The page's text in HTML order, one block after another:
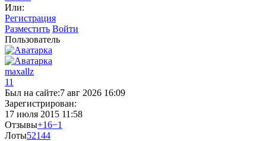
Или:
Регистрация
Разместить Войти
Пользователь
maxallz
11
Был на сайте:7 авг 2026 16:09
Зарегистрирован:
17 июля 2015 11:58
Отзывы+16−1
Лоты52144